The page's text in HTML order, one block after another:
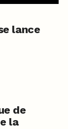
lance
de
la